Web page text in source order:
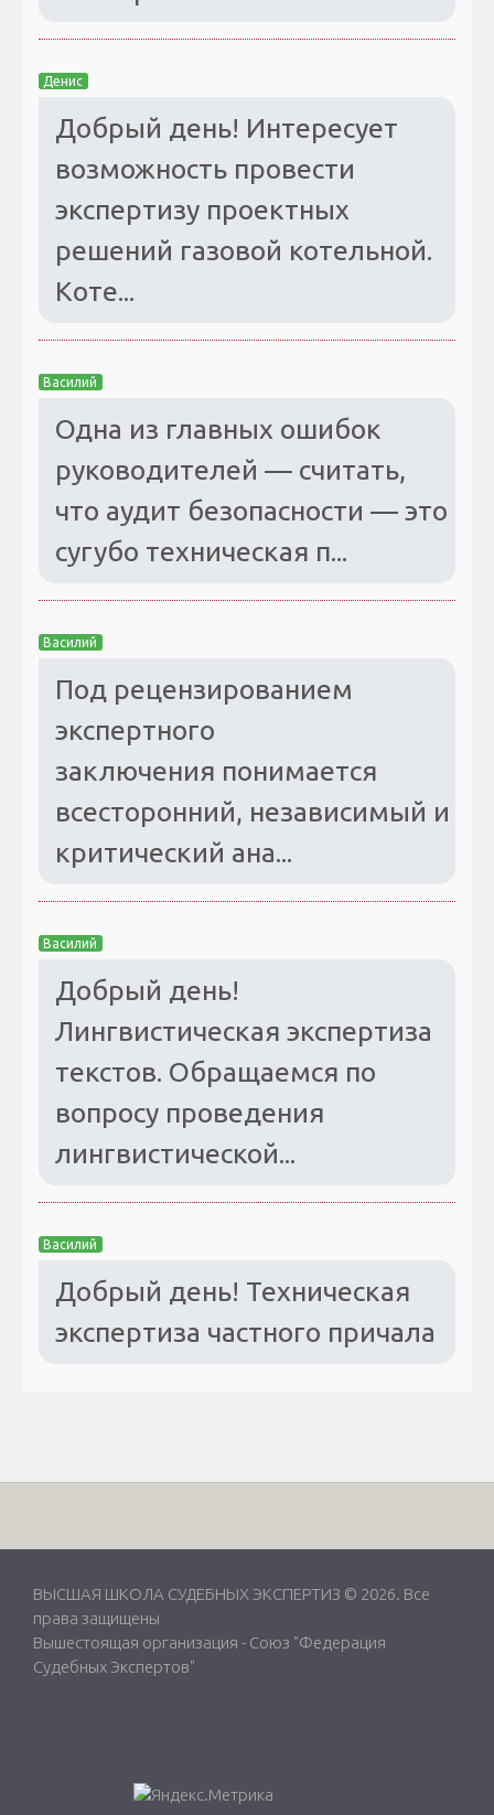
Денис
Добрый день! Интересует
возможность провести
экспертизу проектных
решений газовой котельной.
Коте...
Василий
Одна из главных ошибок
руководителей — считать,
что аудит безопасности — это
сугубо техническая п...
Василий
Под рецензированием
экспертного
заключения понимается
всесторонний, независимый и
критический ана...
Василий
Добрый день!
Лингвистическая экспертиза
текстов. Обращаемся по
вопросу проведения
лингвистической...
Василий
Добрый день! Техническая
экспертиза частного причала
ВЫСШАЯ ШКОЛА СУДЕБНЫХ ЭКСПЕРТИЗ © 2026. Все
права защищены
Вышестоящая организация - Союз "Федерация
Судебных Экспертов"